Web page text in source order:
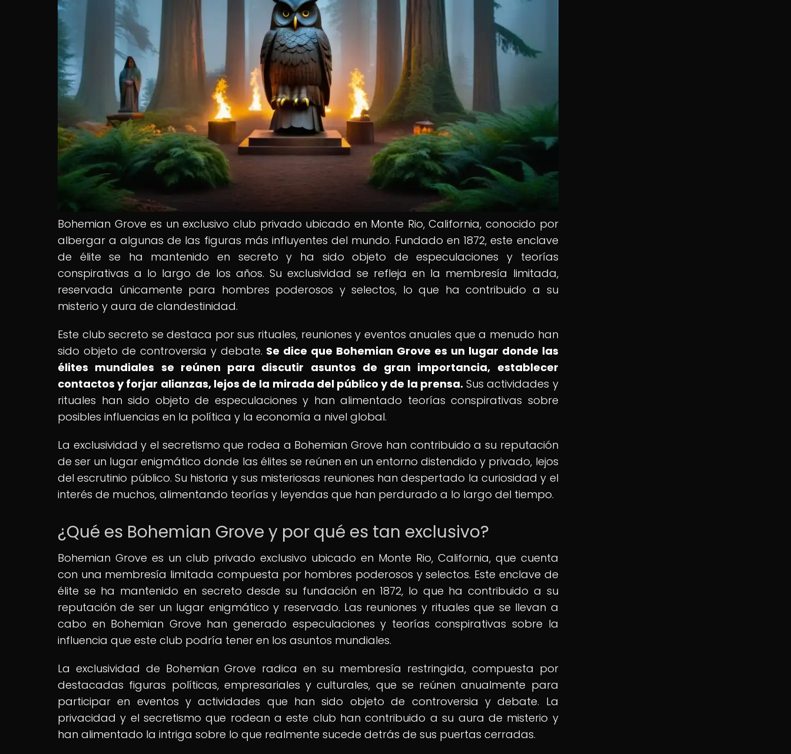
Bohemian Grove es un exclusivo club privado ubicado en Monte Rio, California, conocido por
albergar a algunas de las figuras más influyentes del mundo. Fundado en 1872, este enclave
de élite se ha mantenido en secreto y ha sido objeto de especulaciones y teorías
conspirativas a lo largo de los años. Su exclusividad se refleja en la membresía limitada,
reservada únicamente para hombres poderosos y selectos, lo que ha contribuido a su
misterio y aura de clandestinidad.
Este club secreto se destaca por sus rituales, reuniones y eventos anuales que a menudo han
sido objeto de controversia y debate. Se dice que Bohemian Grove es un lugar donde las
élites mundiales se reúnen para discutir asuntos de gran importancia, establecer
contactos y forjar alianzas, lejos de la mirada del público y de la prensa. Sus actividades y
rituales han sido objeto de especulaciones y han alimentado teorías conspirativas sobre
posibles influencias en la política y la economía a nivel global.
La exclusividad y el secretismo que rodea a Bohemian Grove han contribuido a su reputación
de ser un lugar enigmático donde las élites se reúnen en un entorno distendido y privado, lejos
del escrutinio público. Su historia y sus misteriosas reuniones han despertado la curiosidad y el
interés de muchos, alimentando teorías y leyendas que han perdurado a lo largo del tiempo.
¿Qué es Bohemian Grove y por qué es tan exclusivo?
Bohemian Grove es un club privado exclusivo ubicado en Monte Rio, California, que cuenta
con una membresía limitada compuesta por hombres poderosos y selectos. Este enclave de
élite se ha mantenido en secreto desde su fundación en 1872, lo que ha contribuido a su
reputación de ser un lugar enigmático y reservado. Las reuniones y rituales que se llevan a
cabo en Bohemian Grove han generado especulaciones y teorías conspirativas sobre la
influencia que este club podría tener en los asuntos mundiales.
La exclusividad de Bohemian Grove radica en su membresía restringida, compuesta por
destacadas figuras políticas, empresariales y culturales, que se reúnen anualmente para
participar en eventos y actividades que han sido objeto de controversia y debate. La
privacidad y el secretismo que rodean a este club han contribuido a su aura de misterio y
han alimentado la intriga sobre lo que realmente sucede detrás de sus puertas cerradas.